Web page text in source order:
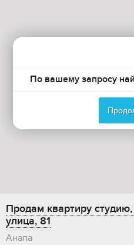
Продам квартиру
улица, 81
Анапа
По вашему запросу